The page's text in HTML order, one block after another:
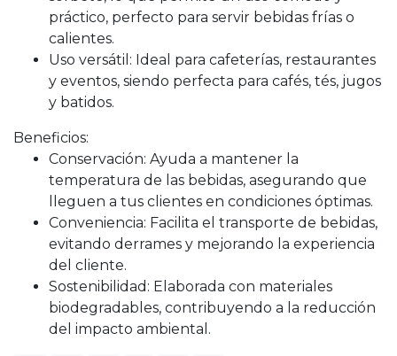
práctico, perfecto para servir bebidas frías o
calientes.
Uso versátil: Ideal para cafeterías, restaurantes
y eventos, siendo perfecta para cafés, tés, jugos
y batidos.
Beneficios:
Conservación: Ayuda a mantener la
temperatura de las bebidas, asegurando que
lleguen a tus clientes en condiciones óptimas.
Conveniencia: Facilita el transporte de bebidas,
evitando derrames y mejorando la experiencia
del cliente.
Sostenibilidad: Elaborada con materiales
biodegradables, contribuyendo a la reducción
del impacto ambiental.